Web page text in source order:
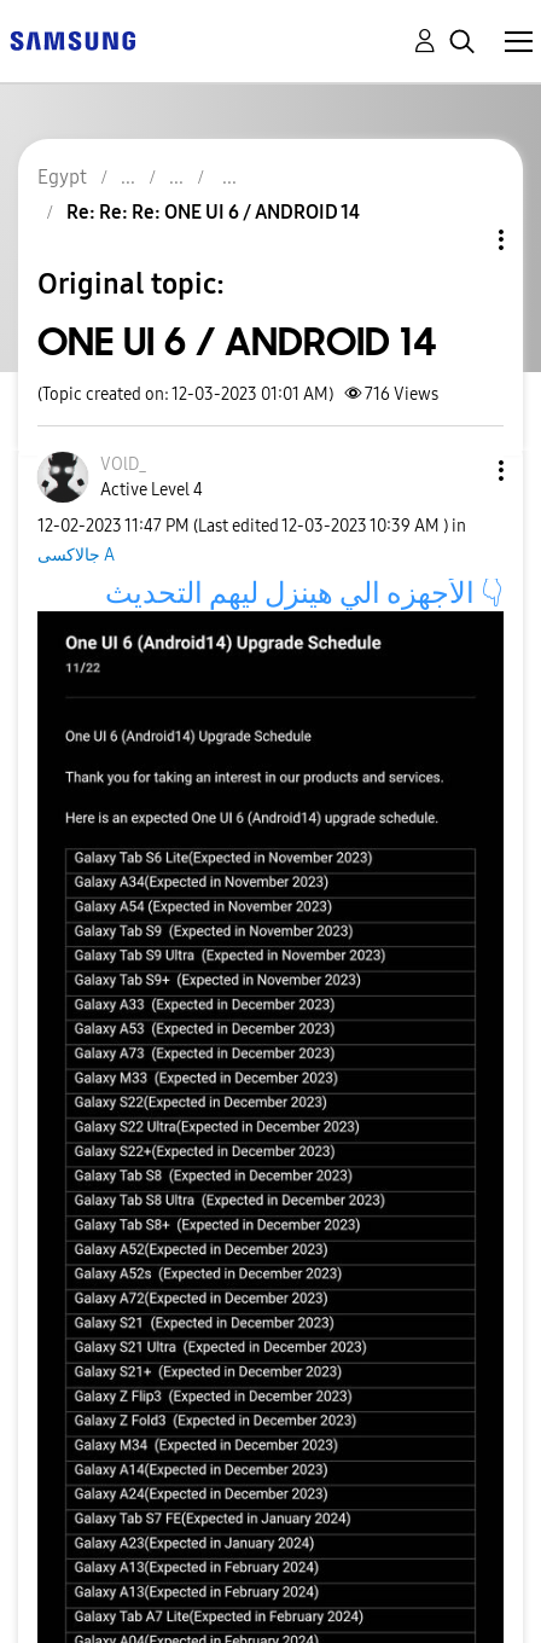
Egypt
Re: Re: Re: ONE UI 6 / ANDROID 14
Original topic:
ONE UI 6 / ANDROID 14
(Topic created on: 12-03-2023 01:01 AM) 716 Views
VOlD_
Active Level 4
‎12-02-202311:47 PM (Last edited ‎12-03-202310:39 AM ) in
جالاكسى A
الأجهزه الي هينزل ليهم التحد 👇